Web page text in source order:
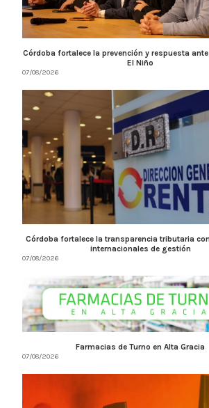
Córdoba fortalece la prevención y respuesta
El Niño
07/08/2026
Córdoba fortalece la transparencia tributaria
internacionales de gestión
07/08/2026
Farmacias de Turno en Alta Gracia
07/08/2026